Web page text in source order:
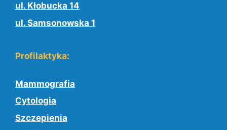
ul. Kłobucka 14
ul. Samsonowska 1
Profilaktyka:
Mammografia
Cytologia
Szczepienia